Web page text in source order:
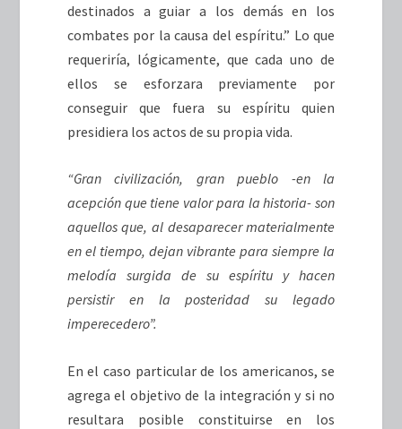
destinados a guiar a los demás en los
combates por la causa del espíritu.” Lo que
requeriría, lógicamente, que cada uno de
ellos se esforzara previamente por
conseguir que fuera su espíritu quien
presidiera los actos de su propia vida.
“Gran civilización, gran pueblo -en la
acepción que tiene valor para la historia- son
aquellos que, al desaparecer materialmente
en el tiempo, dejan vibrante para siempre la
melodía surgida de su espíritu y hacen
persistir en la posteridad su legado
imperecedero”.
En el caso particular de los americanos, se
agrega el objetivo de la integración y si no
resultara posible constituirse en los